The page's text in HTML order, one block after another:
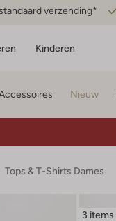
verzending*
Kinderen
Nieuw
Tops & T-Shirts Dames
3 items